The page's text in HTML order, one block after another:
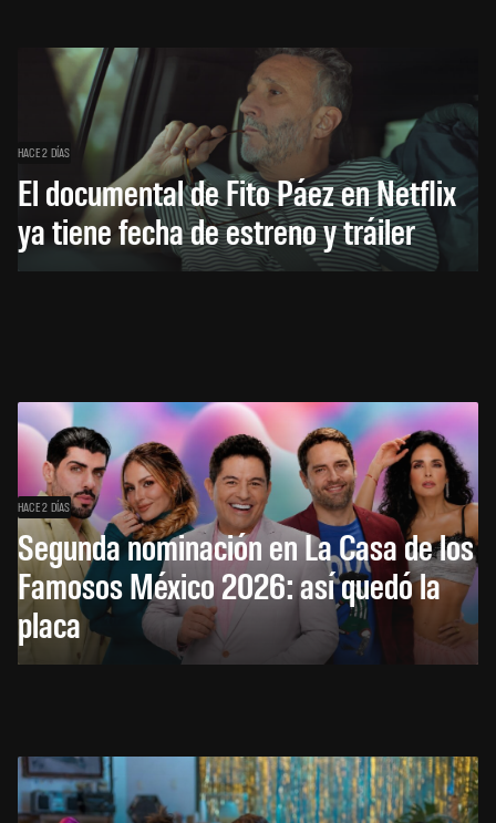
HACE 2 DÍAS
El documental de Fito Páez en Netflix
ya tiene fecha de estreno y tráiler
HACE 2 DÍAS
Segunda nominación en La Casa de los
Famosos México 2026: así quedó la
placa